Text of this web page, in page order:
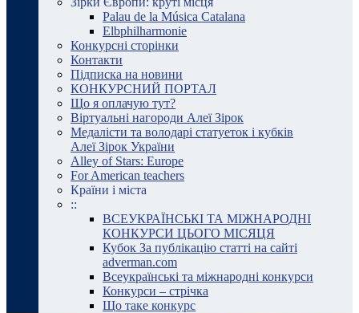
Palau de la Música Catalana
Elbphilharmonie
Конкурсні сторінки
Контакти
Підписка на новини
КОНКУРСНИЙ ПОРТАЛ
Що я оплачую тут?
Віртуальні нагороди Алеї Зірок
Медалісти та володарі статуеток і кубків
Алеї Зірок України
Alley of Stars: Europe
For American teachers
Країни і міста
::
ВСЕУКРАЇНСЬКІ ТА МІЖНАРОДНІ
КОНКУРСИ ЦЬОГО МІСЯЦЯ
Кубок За публікацію статті на сайті
adverman.com
Всеукраїнські та міжнародні конкурси
Конкурси – стрічка
Що таке конкурс